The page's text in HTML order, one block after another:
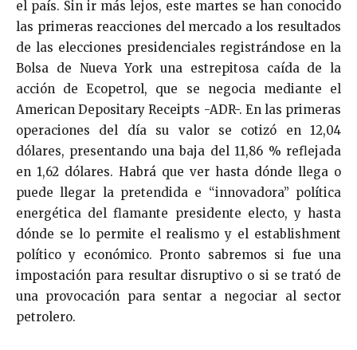
el país. Sin ir más lejos, este martes se han conocido
las primeras reacciones del mercado a los resultados
de las elecciones presidenciales registrándose en la
Bolsa de Nueva York una estrepitosa caída de la
acción de Ecopetrol, que se negocia mediante el
American Depositary Receipts -ADR-. En las primeras
operaciones del día su valor se cotizó en 12,04
dólares, presentando una baja del 11,86 % reflejada
en 1,62 dólares. Habrá que ver hasta dónde llega o
puede llegar la pretendida e “innovadora” política
energética del flamante presidente electo, y hasta
dónde se lo permite el realismo y el establishment
político y económico. Pronto sabremos si fue una
impostación para resultar disruptivo o si se trató de
una provocación para sentar a negociar al sector
petrolero.